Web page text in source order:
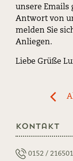
unsere Emails
Antwort von
melden Sie
Anliegen.
Liebe Grüße
24
Kontakt
0152 /